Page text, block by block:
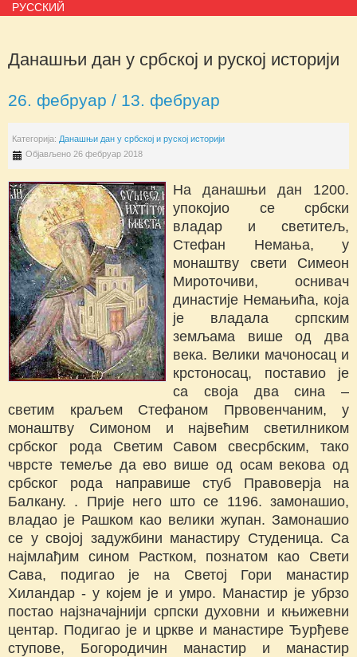
РУССКИЙ
Данашњи дан у србској и руској историји
26. фебруар / 13. фебруар
Категорија: Данашњи дан у србској и руској историји
Објављено 26 фебруар 2018
На данашњи дан 1200.
упокојио се србски
владар и светитељ,
Стефан Немања, у
монаштву свети Симеон
Мироточиви, оснивач
династије Немањића, која
је владала српским
земљама више од два
века. Велики мачоносац и
крстоносац, поставио је
са своја два сина –
светим краљем Стефаном Првовенчаним, у
монаштву Симоном и највећим светилником
србског рода Светим Савом свесрбским, тако
чврсте темеље да ево више од осам векова од
србског рода направише стуб Правоверја на
Балкану. . Прије него што се 1196. замонашио,
владао је Рашком као велики жупан. Замонашио
се у својој задужбини манастиру Студеница. Са
најмлађим сином Растком, познатом као Свети
Сава, подигао је на Светој Гори манастир
Хиландар - у којем је и умро. Манастир је убрзо
постао најзначајнији српски духовни и књижевни
центар. Подигао је и цркве и манастире Ђурђеве
ступове, Богородичин манастир и манастир